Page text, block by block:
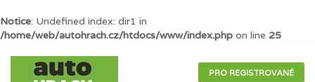
Notice: Undefined index: dir1 in
/home/web/autohrach.cz/htdocs/www/index.php on line 25
PRO REGISTROVANÉ